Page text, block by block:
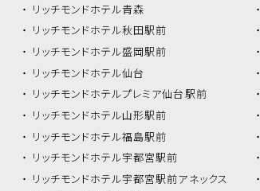
リッチモンドホテル青森
リッチモンドホテル秋田駅前
リッチモンドホテル盛岡駅前
リッチモンドホテル仙台
リッチモンドホテルプレミア仙台駅前
リッチモンドホテル山形駅前
リッチモンドホテル福島駅前
リッチモンドホテル宇都宮駅前
リッチモンドホテル宇都宮駅前アネックス